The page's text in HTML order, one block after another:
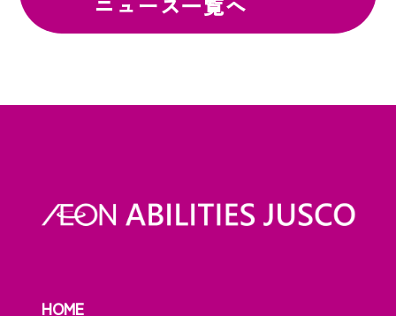
ニュース一覧へ
HOME